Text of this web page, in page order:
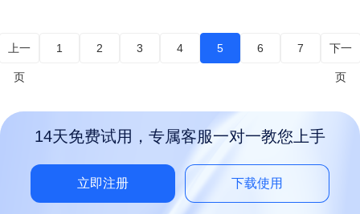
上一
页
1 2 3 4 5 6 7 下一
页
14天免费试用，专属客服一对一教您上手
立即注册 下载使用